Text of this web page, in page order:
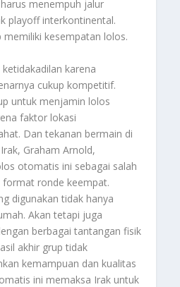
menempuh jalur
playoff interkontinental.
kesempatan lolos.
karena
cukup kompetitif.
untuk menjamin lolos
faktor lokasi
Dan tekanan bermain di
Graham Arnold,
otomatis ini sebagai salah
ronde keempat.
digunakan tidak hanya
Akan tetapi juga
berbagai tantangan fisik
akhir grup tidak
kemampuan dan kualitas
ini memaksa Irak untuk